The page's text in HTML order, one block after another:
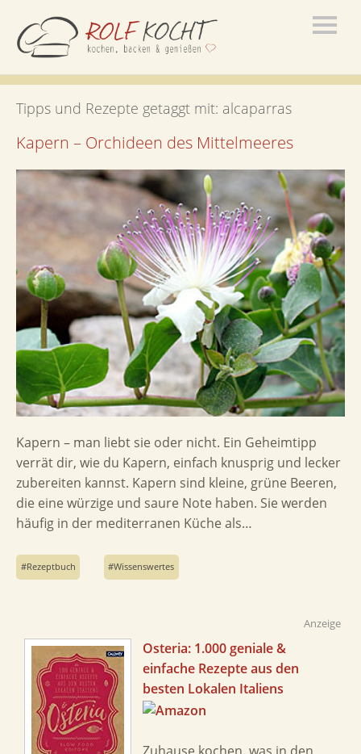
Tipps und Rezepte getaggt mit: alcaparras
Kapern – Orchideen des Mittelmeeres
Kapern – man liebt sie oder nicht. Ein Geheimtipp
verrät dir, wie du Kapern, einfach knusprig und lecker
zubereiten kannst. Kapern sind kleine, grüne Beeren,
die eine würzige und saure Note haben. Sie werden
häufig in der mediterranen Küche als…
Rezeptbuch Wissenswertes
Anzeige
Osteria: 1.000 geniale &
einfache Rezepte aus den
besten Lokalen Italiens
Zuhause kochen, was in den